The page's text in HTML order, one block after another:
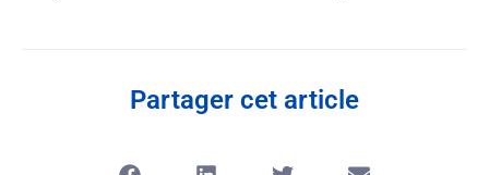
Partager cet article